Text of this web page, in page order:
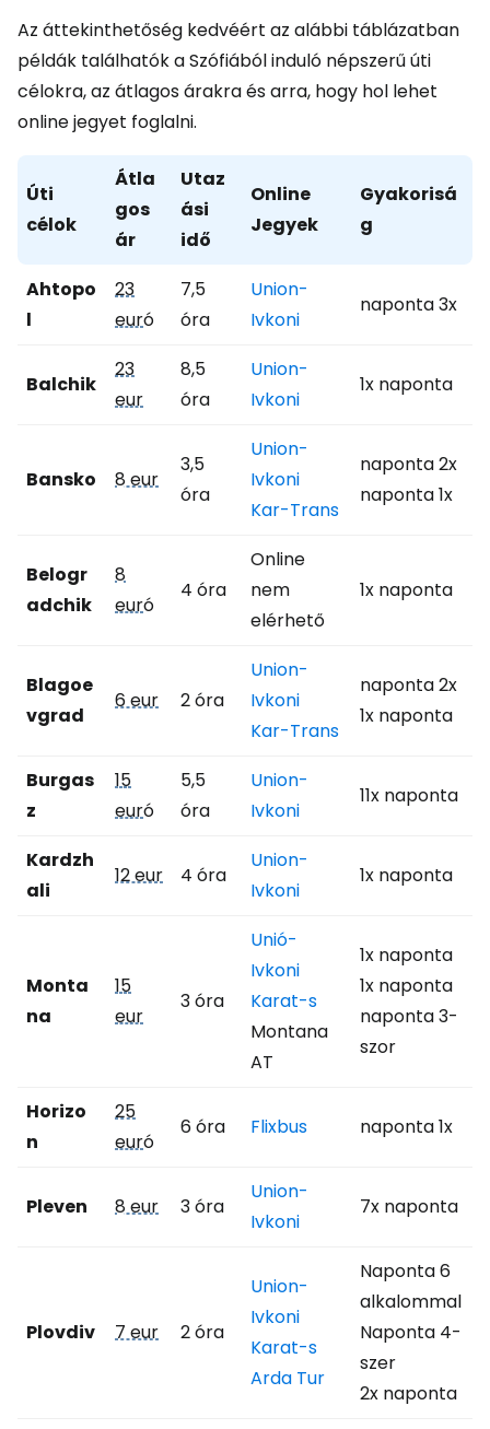
Az áttekinthetőség kedvéért az alábbi táblázatban
példák találhatók a Szófiából induló népszerű úti
célokra, az átlagos árakra és arra, hogy hol lehet
online jegyet foglalni.
Úti
célok
Átla
gos
ár
Utaz
ási
idő
Online
Jegyek
Gyakorisá
g
Ahtopo
l
23
euró
7,5
óra
Union-
Ivkoni
naponta 3x
Balchik
23
eur
8,5
óra
Union-
Ivkoni
1x naponta
Bansko 8 eur
3,5
óra
Union-
Ivkoni
Kar-Trans
naponta 2x
naponta 1x
Belogr
adchik
8
euró
4 óra
Online
nem
elérhető
1x naponta
Blagoe
vgrad
6 eur 2 óra
Union-
Ivkoni
Kar-Trans
naponta 2x
1x naponta
Burgas
z
15
euró
5,5
óra
Union-
Ivkoni
11x naponta
Kardzh
ali
12 eur 4 óra
Union-
Ivkoni
1x naponta
Monta
na
15
eur
3 óra
Unió-
Ivkoni
Karat-s
Montana
AT
1x naponta
1x naponta
naponta 3-
szor
Horizo
n
25
euró
6 óra Flixbus naponta 1x
Pleven 8 eur 3 óra
Union-
Ivkoni
7x naponta
Plovdiv 7 eur 2 óra
Union-
Ivkoni
Karat-s
Arda Tur
Naponta 6
alkalommal
Naponta 4-
szer
2x naponta